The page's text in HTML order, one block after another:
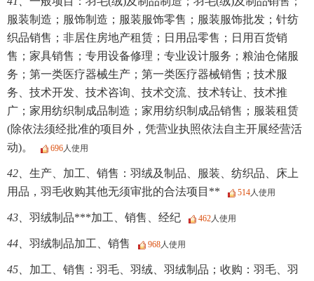
服装制造；服饰制造；服装服饰零售；服装服饰批发；针纺
织品销售；非居住房地产租赁；日用品零售；日用百货销
售；家具销售；专用设备修理；专业设计服务；粮油仓储服
务；第一类医疗器械生产；第一类医疗器械销售；技术服
务、技术开发、技术咨询、技术交流、技术转让、技术推
广；家用纺织制成品制造；家用纺织制成品销售；服装租赁
(除依法须经批准的项目外，凭营业执照依法自主开展经营活
动)。
696人使用
42、 生产、加工、销售：羽绒及制品、服装、纺织品、床上
用品，羽毛收购其他无须审批的合法项目**
514人使用
43、 羽绒制品***加工、销售、经纪 462人使用
44、 羽绒制品加工、销售 968人使用
45、 加工、销售：羽毛、羽绒、羽绒制品；收购：羽毛、羽